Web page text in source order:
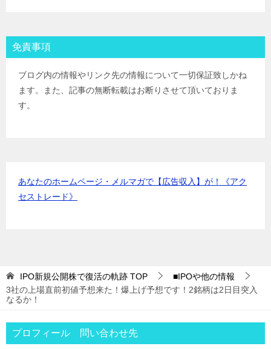
岡三証券IPOﾙｰﾙ
ＧＭＯクリック証券
アイザワ証券IPOﾙｰﾙ
むさし証券
IPOﾙｰﾙ
マネックス証券
免責事項
ブログ内の情報やリンク先の情報について一切保証致しかね
ます。また、記事の無断転載はお断りさせて頂いておりま
す。
あなたのホームページ・メルマガで【広告収入】が！《アク
セストレード》
IPO新規公開株で復活の軌跡 TOP
■IPOや他の情報
3社の上場直前初値予想来た！爆上げ予想です！2銘柄は2日目突入
なるか！
プロフィール 問い合わせ先